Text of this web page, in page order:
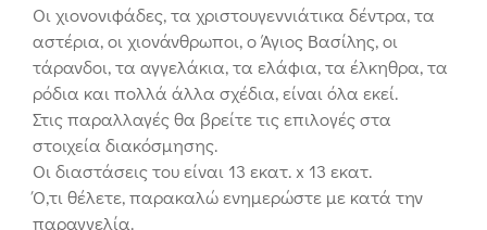
Οι χιονονιφάδες, τα χριστουγεννιάτικα δέντρα, τα
αστέρια, οι χιονάνθρωποι, ο Άγιος Βασίλης, οι
τάρανδοι, τα αγγελάκια, τα ελάφια, τα έλκηθρα, τα
ρόδια και πολλά άλλα σχέδια, είναι όλα εκεί.
Στις παραλλαγές θα βρείτε τις επιλογές στα
στοιχεία διακόσμησης.
Οι διαστάσεις του είναι 13 εκατ. x 13 εκατ.
Ό,τι θέλετε, παρακαλώ ενημερώστε με κατά την
παραγγελία.